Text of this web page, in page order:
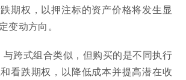
期权，以押注标的资产价格将发生显
变动方向。
与跨式组合类似，但购买的是不同执行
看跌期权，以降低成本并提高潜在收